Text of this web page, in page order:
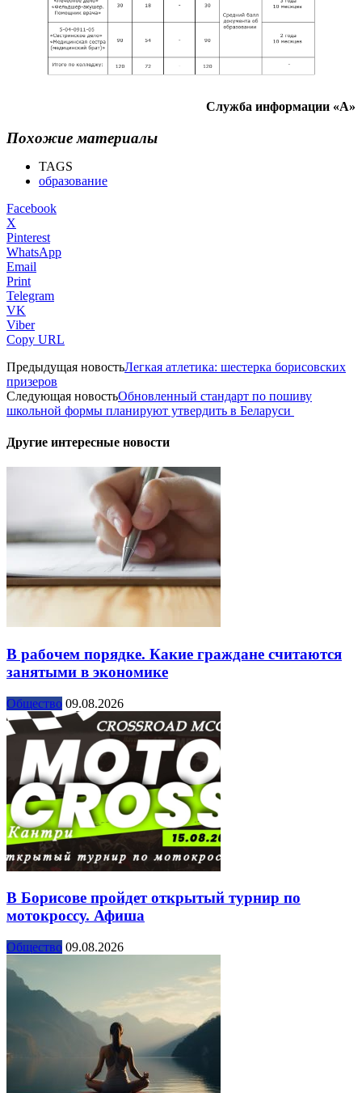
Служба информации «А»
Похожие материалы
TAGS
образование
Facebook
X
Pinterest
WhatsApp
Email
Print
Telegram
VK
Viber
Copy URL
Предыдущая новостьЛегкая атлетика: шестерка борисовских
призеров
Следующая новостьОбновленный стандарт по пошиву
школьной формы планируют утвердить в Беларуси
Другие интересные новости
В рабочем порядке. Какие граждане считаются
занятыми в экономике
Общество 09.08.2026
В Борисове пройдет открытый турнир по
мотокроссу. Афиша
Общество 09.08.2026